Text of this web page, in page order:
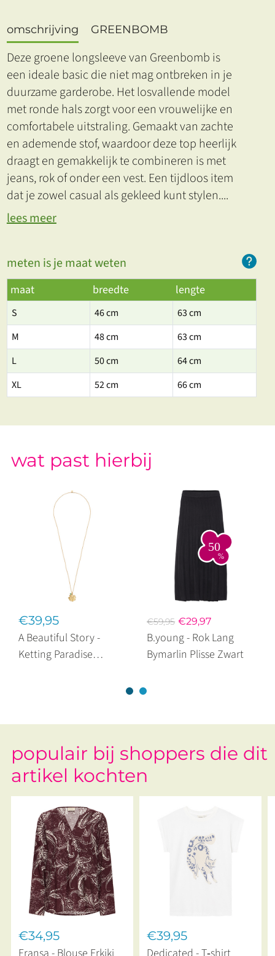
omschrijving GREENBOMB
Deze groene longsleeve van Greenbomb is
een ideale basic die niet mag ontbreken in je
duurzame garderobe. Het losvallende model
met ronde hals zorgt voor een vrouwelijke en
comfortabele uitstraling. Gemaakt van zachte
en ademende stof, waardoor deze top heerlijk
draagt en gemakkelijk te combineren is met
jeans, rok of onder een vest. Een tijdloos item
dat je zowel casual als gekleed kunt stylen....
lees meer
meten is je maat weten
maat breedte lengte
S 46 cm
63 cm
M
48 cm
63 cm
L
50 cm
64 cm
XL
52 cm 66 cm
wat past hierbij
€39,95
A Beautiful Story -
Ketting Paradise
€59,95 €29,97
B.young - Rok Lang
Bymarlin Plisse Zwart
populair bij shoppers die dit
artikel kochten
€34,95 €39,95